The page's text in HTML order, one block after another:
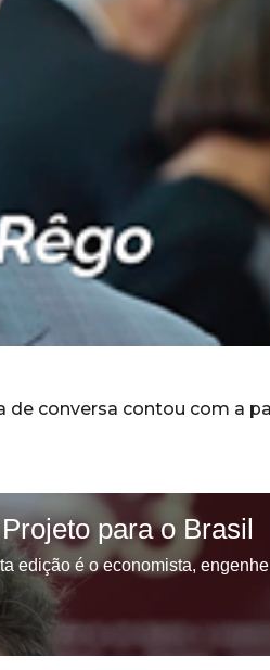
de conversa contou com a